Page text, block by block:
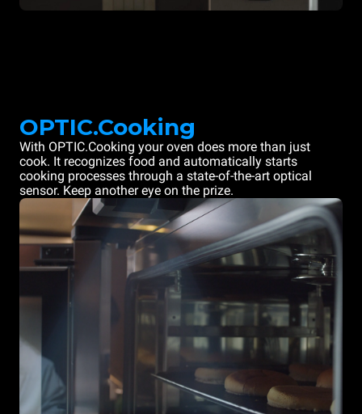
OPTIC.Cooking
With OPTIC.Cooking your oven does more than just
cook. It recognizes food and automatically starts
cooking processes through a state-of-the-art optical
sensor. Keep another eye on the prize.